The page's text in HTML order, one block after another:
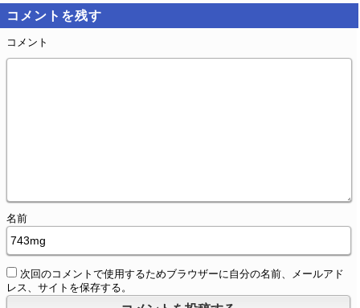
コメントを残す
コメント
名前
次回のコメントで使用するためブラウザーに自分の名前、メールアド
レス、サイトを保存する。